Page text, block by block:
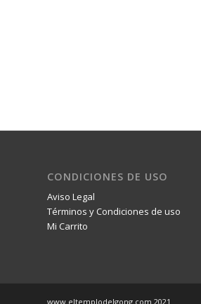
CONDICIONES DE USO
Aviso Legal
Términos y Condiciones de uso
Mi Carrito
www.eltemplodelgong.com 2021